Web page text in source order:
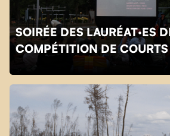
SOIRÉE DES LAURÉAT·ES
COMPÉTITION DE